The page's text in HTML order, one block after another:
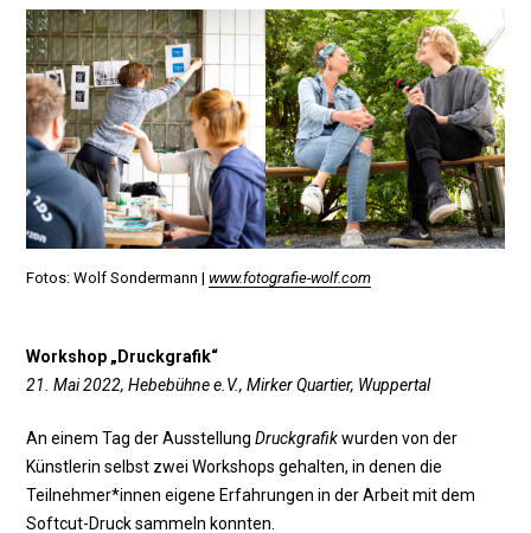
Fotos: Wolf Sondermann |www.fotografie-wolf.com
Workshop „Druckgrafik“
21. Mai 2022, Hebebühne e.V., Mirker Quartier, Wuppertal
An einem Tag der AusstellungDruckgrafikwurden von der
Künstlerin selbst zwei Workshops gehalten, in denen die
Teilnehmer*innen eigene Erfahrungen in der Arbeit mit dem
Softcut-Druck sammeln konnten.